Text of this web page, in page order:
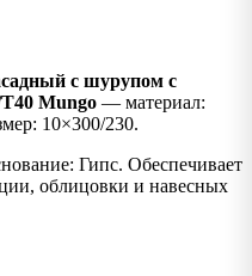
с шурупом с
Mungo — материал:
10×300/230.
Гипс. Обеспечивает
облицовки и навесных